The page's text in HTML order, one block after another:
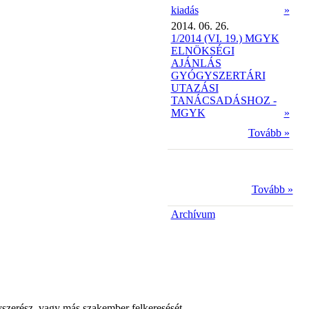
kiadás
»
2014. 06. 26.
1/2014 (VI. 19.) MGYK
ELNÖKSÉGI
AJÁNLÁS
GYÓGYSZERTÁRI
UTAZÁSI
TANÁCSADÁSHOZ -
MGYK
»
Tovább »
Tovább »
Archívum